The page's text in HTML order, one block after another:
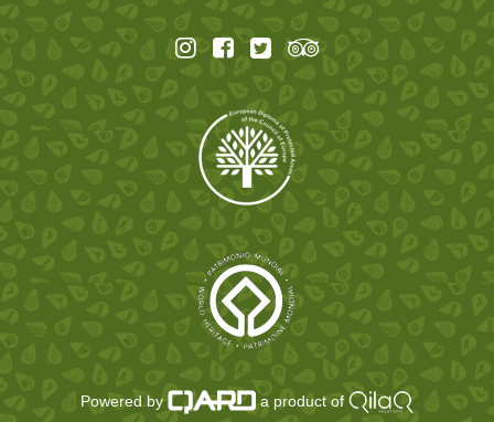
Powered by a product of